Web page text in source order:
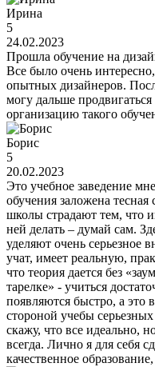
Ирина
5
24.02.2023
Прошла обучение на
Все было очень
опытных дизайнеров.
могу дальше
организацию такого
Борис
5
20.02.2023
Это учебное заведение
обучения заложена
школы страдают тем, что
ней делать – думай сам.
уделяют очень серьезное
учат, имеет реальную,
что теория дается без
тарелке» - учиться
появляются быстро, а это
стороной учебы
скажу, что все идеально,
всегда. Лично я для себя
качественное